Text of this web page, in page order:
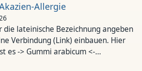
Allergie
lateinische Bezeichnung angeben
Verbindung (Link) einbauen. Hier
es -> Gummi arabicum <-…